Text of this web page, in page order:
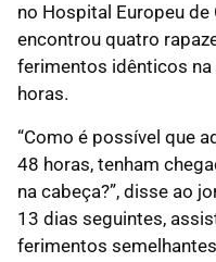
no Hospital Europeu de
encontrou quatro
ferimentos idênticos na
horas.
“Como é possível que
48 horas, tenham
na cabeça?”, disse ao
13 dias seguintes,
ferimentos